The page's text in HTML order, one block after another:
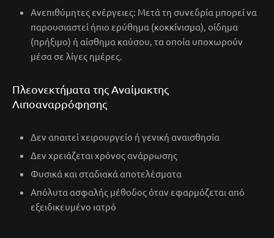
Ανεπιθύμητες ενέργειες: Μετά τη συνεδρία μπορεί να
παρουσιαστεί ήπιο ερύθημα (κοκκίνισμα), οίδημα
(πρήξιμο) ή αίσθημα καύσου, τα οποία υποχωρούν
μέσα σε λίγες ημέρες.
Πλεονεκτήματα της Αναίμακτης
Λιποαναρρόφησης
Δεν απαιτεί χειρουργείο ή γενική αναισθησία
Δεν χρειάζεται χρόνος ανάρρωσης
Φυσικά και σταδιακά αποτελέσματα
Απόλυτα ασφαλής μέθοδος όταν εφαρμόζεται από
εξειδικευμένο ιατρό